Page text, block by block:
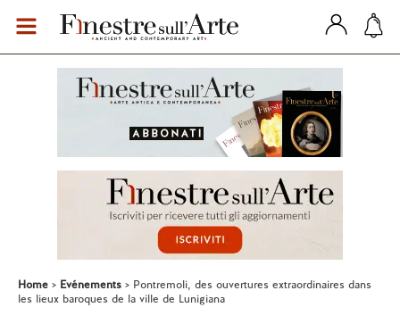
Home Evénements
Pontremoli, des ouvertures extraordinaires dans
les lieux baroques de la ville de Lunigiana